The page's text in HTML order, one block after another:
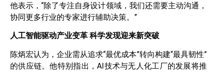
他表示，“除了专注自身设计领域，我们还需要主动沟通，
协同更多行业的专家进行辅助决策。”
人工智能驱动产业变革 科学发现迎来新突破
陈炳宏认为，企业需从追求“最优成本”转向构建“最具韧性”
的供应链。他特别指出，AI技术与无人化工厂的发展将推